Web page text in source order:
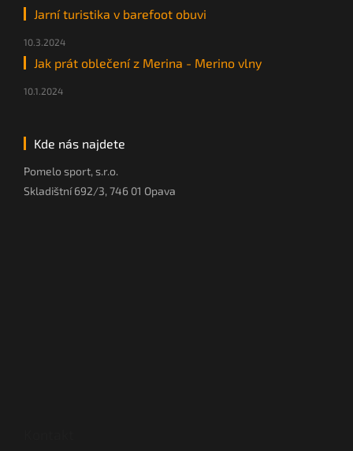
Jarní turistika v barefoot obuvi
10.3.2024
Jak prát oblečení z Merina - Merino vlny
10.1.2024
Kde nás najdete
Pomelo sport, s.r.o.
Skladištní 692/3, 746 01 Opava